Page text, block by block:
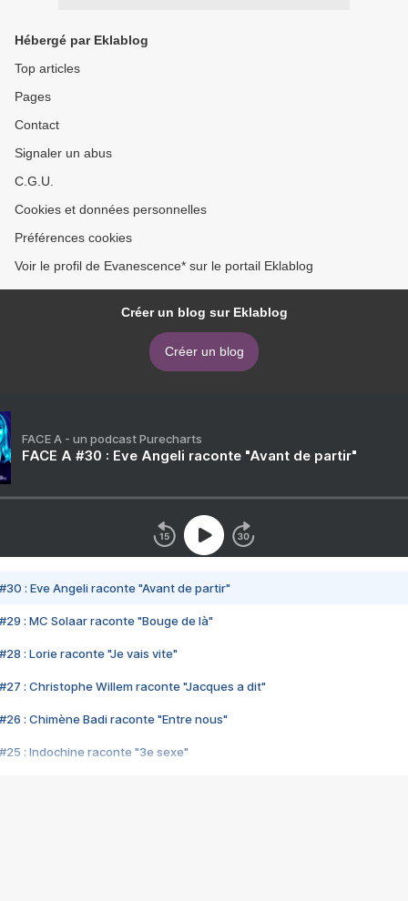
Hébergé par Eklablog
Top articles
Pages
Contact
Signaler un abus
C.G.U.
Cookies et données personnelles
Préférences cookies
Voir le profil de Evanescence* sur le portail Eklablog
Créer un blog sur Eklablog
Créer un blog
FACE A - un podcast Purecharts
FACE A #30 : Eve Angeli raconte "Avant de partir"
#30 : Eve Angeli raconte "Avant de partir"
#29 : MC Solaar raconte "Bouge de là"
#28 : Lorie raconte "Je vais vite"
#27 : Christophe Willem raconte "Jacques a dit"
#26 : Chimène Badi raconte "Entre nous"
#25 : Indochine raconte "3e sexe"